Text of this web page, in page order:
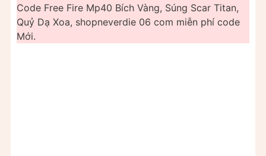
Code Free Fire Mp40 Bích Vàng, Súng Scar Titan,
Quỷ Dạ Xoa, shopneverdie 06 com miễn phí code
Mới.